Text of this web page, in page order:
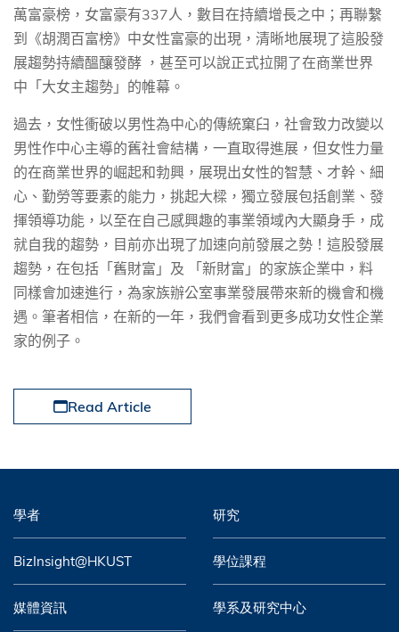
萬富豪榜，女富豪有337人，數目在持續增長之中；再聯繫
到《胡潤百富榜》中女性富豪的出現，清晰地展現了這股發
展趨勢持續醞釀發酵 ，甚至可以說正式拉開了在商業世界
中「大女主趨勢」的帷幕。
過去，女性衝破以男性為中心的傳統窠臼，社會致力改變以
男性作中心主導的舊社會結構，一直取得進展，但女性力量
的在商業世界的崛起和勃興，展現出女性的智慧、才幹、細
心、勤勞等要素的能力，挑起大樑，獨立發展包括創業、發
揮領導功能，以至在自己感興趣的事業領域內大顯身手，成
就自我的趨勢，目前亦出現了加速向前發展之勢！這股發展
趨勢，在包括「舊財富」及
「新財富」的家族企業中，料
同樣會加速進行，為家族辦公室事業發展帶來新的機會和機
遇。筆者相信，在新的一年，我們會看到更多成功女性企業
家的例子 。
Read Article
學者 研究
BizInsight@HKUST 學位課程
媒體資訊 學系及研究中心